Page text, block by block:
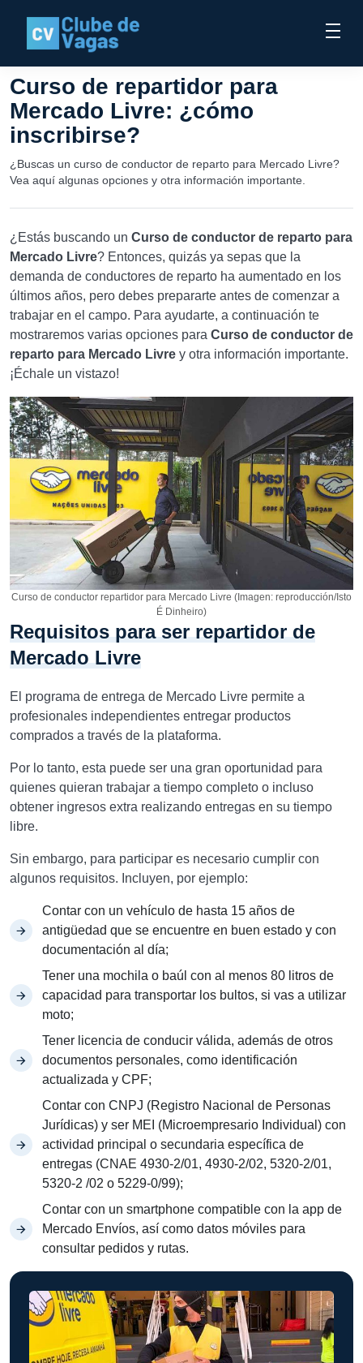
Curso de repartidor para
Mercado Livre: ¿cómo
inscribirse?
¿Buscas un curso de conductor de reparto para Mercado Livre?
Vea aquí algunas opciones y otra información importante.
¿Estás buscando un Curso de conductor de reparto para
Mercado Livre? Entonces, quizás ya sepas que la
demanda de conductores de reparto ha aumentado en los
últimos años, pero debes prepararte antes de comenzar a
trabajar en el campo. Para ayudarte, a continuación te
mostraremos varias opciones para Curso de conductor de
reparto para Mercado Livre y otra información importante.
¡Échale un vistazo!
Curso de conductor repartidor para Mercado Livre (Imagen: reproducción/Isto
É Dinheiro)
Requisitos para ser repartidor de
Mercado Livre
El programa de entrega de Mercado Livre permite a
profesionales independientes entregar productos
comprados a través de la plataforma.
Por lo tanto, esta puede ser una gran oportunidad para
quienes quieran trabajar a tiempo completo o incluso
obtener ingresos extra realizando entregas en su tiempo
libre.
Sin embargo, para participar es necesario cumplir con
algunos requisitos. Incluyen, por ejemplo:
Contar con un vehículo de hasta 15 años de
antigüedad que se encuentre en buen estado y con
documentación al día;
Tener una mochila o baúl con al menos 80 litros de
capacidad para transportar los bultos, si vas a utilizar
moto;
Tener licencia de conducir válida, además de otros
documentos personales, como identificación
actualizada y CPF;
Contar con CNPJ (Registro Nacional de Personas
Jurídicas) y ser MEI (Microempresario Individual) con
actividad principal o secundaria específica de
entregas (CNAE 4930-2/01, 4930-2/02, 5320-2/01,
5320-2 /02 o 5229-0/99);
Contar con un smartphone compatible con la app de
Mercado Envíos, así como datos móviles para
consultar pedidos y rutas.